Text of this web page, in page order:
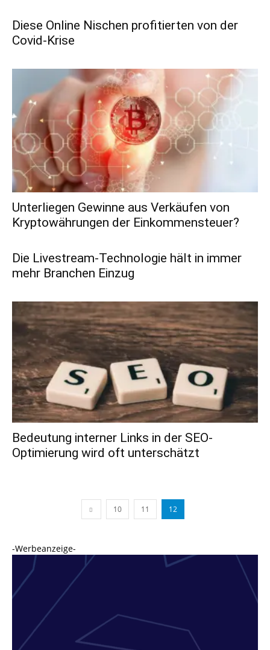
Diese Online Nischen profitierten von der
Covid-Krise
Unterliegen Gewinne aus Verkäufen von
Kryptowährungen der Einkommensteuer?
Die Livestream-Technologie hält in immer
mehr Branchen Einzug
Bedeutung interner Links in der SEO-
Optimierung wird oft unterschätzt
10 11 12
-Werbeanzeige-